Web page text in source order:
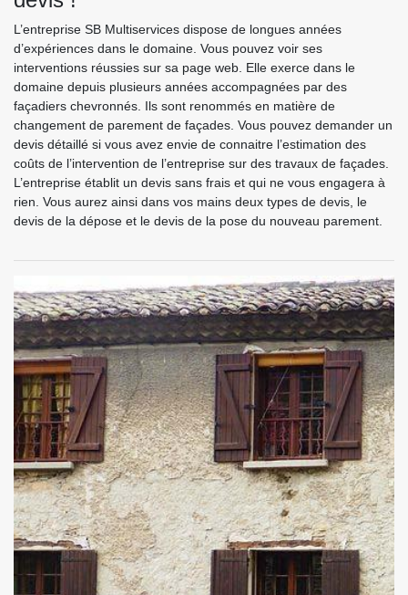
L’entreprise SB Multiservices dispose de longues années
d’expériences dans le domaine. Vous pouvez voir ses
interventions réussies sur sa page web. Elle exerce dans le
domaine depuis plusieurs années accompagnées par des
façadiers chevronnés. Ils sont renommés en matière de
changement de parement de façades. Vous pouvez demander un
devis détaillé si vous avez envie de connaitre l’estimation des
coûts de l’intervention de l’entreprise sur des travaux de façades.
L’entreprise établit un devis sans frais et qui ne vous engagera à
rien. Vous aurez ainsi dans vos mains deux types de devis, le
devis de la dépose et le devis de la pose du nouveau parement.